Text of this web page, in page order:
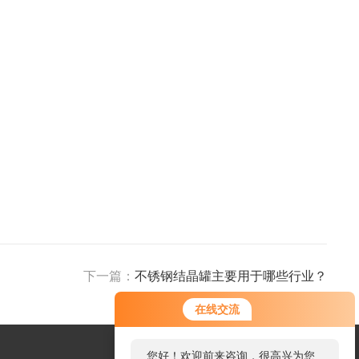
在线交流
您好！欢迎前来咨询，很高兴为您
下一篇： 不锈钢结晶罐主要用于哪些行业？